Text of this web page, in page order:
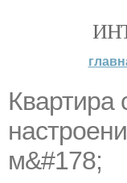
Квартира
м&#178;